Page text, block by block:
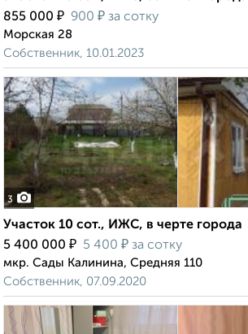
855 000 ₽ 900 ₽ за сотку
Морская 28
Собственник, 10.01.2023
3
Участок 10 сот., ИЖС, в черте города
5 400 000 ₽ 5 400 ₽ за сотку
мкр. Сады Калинина, Средняя 110
Собственник, 07.09.2020